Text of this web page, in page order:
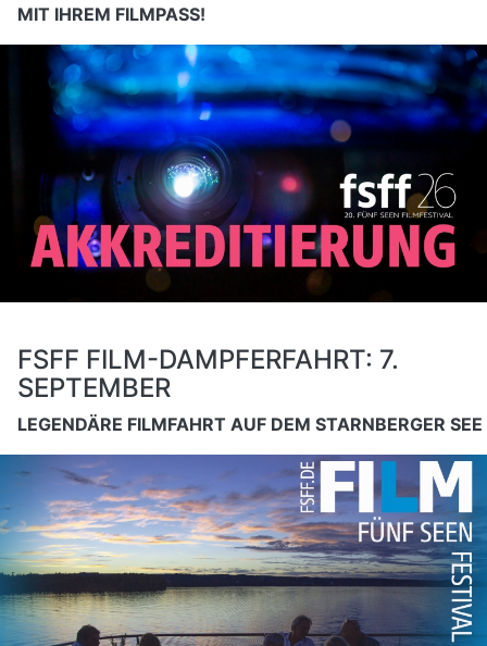
MIT IHREM FILMPASS!
FSFF FILM-DAMPFERFAHRT: 7.
SEPTEMBER
LEGENDÄRE FILMFAHRT AUF DEM STARNBERGER SEE